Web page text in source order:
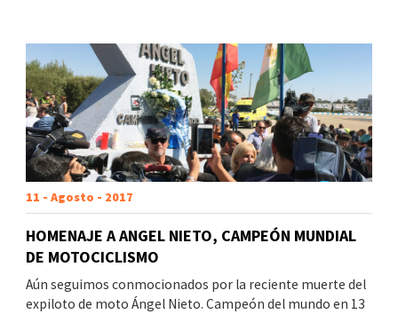
11 - Agosto - 2017
HOMENAJE A ANGEL NIETO, CAMPEÓN MUNDIAL
DE MOTOCICLISMO
Aún seguimos conmocionados por la reciente muerte del
expiloto de moto Ángel Nieto. Campeón del mundo en 13